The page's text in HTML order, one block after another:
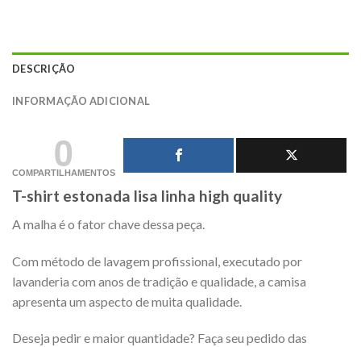
DESCRIÇÃO
INFORMAÇÃO ADICIONAL
0
COMPARTILHAMENTOS
T-shirt estonada lisa linha high quality
A malha é o fator chave dessa peça.
Com método de lavagem profissional, executado por
lavanderia com anos de tradição e qualidade, a camisa
apresenta um aspecto de muita qualidade.
Deseja pedir e maior quantidade? Faça seu pedido das